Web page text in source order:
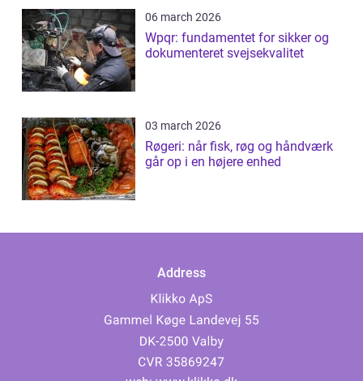
06 march 2026
Wpqr: fundamentet for sikker og
dokumenteret svejsekvalitet
03 march 2026
Røgeri: når fisk, røg og håndværk
går op i en højere enhed
Address